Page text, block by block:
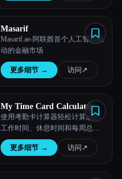
Masarif
Masarif.ae-阿联酋首个人工智能驱
动的金融市场
更多细节 → 访问 ↗︎
My Time Card Calculator
使用考勤卡计算器轻松计算您的
工作时间、休息时间和每周总
数。
更多细节 → 访问 ↗︎